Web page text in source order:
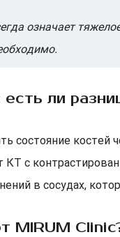
означает
ли
состояние
с
в сосудах,
MIRUM